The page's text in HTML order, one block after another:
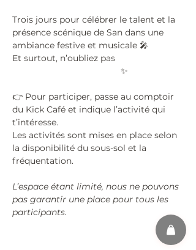
Trois jours pour célébrer le talent et la
présence scénique de San dans une
ambiance festive et musicale 🎤
Et surtout, n’oubliez pas
✨
👉 Pour participer, passe au comptoir
du Kick Café et indique l’activité qui
t’intéresse.
Les activités sont mises en place selon
la disponibilité du sous-sol et la
fréquentation.
L’espace étant limité, nous ne pouvons
pas garantir une place pour tous les
participants.